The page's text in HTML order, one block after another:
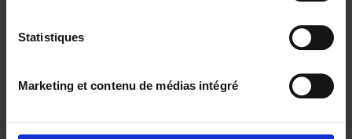
Statistiques
Marketing et contenu de médias intégré
The Offer You Can't